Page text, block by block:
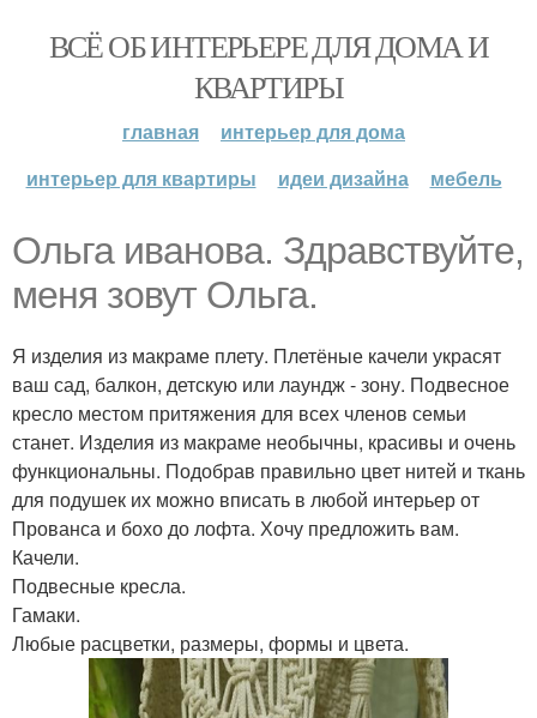
ВСЁ ОБ ИНТЕРЬЕРЕ ДЛЯ ДОМА И
КВАРТИРЫ
главная
интерьер для дома
интерьер для квартиры
идеи дизайна мебель
Ольга иванова. Здравствуйте,
меня зовут Ольга.
Я изделия из макраме плету. Плетёные качели украсят
ваш сад, балкон, детскую или лаундж - зону. Подвесное
кресло местом притяжения для всех членов семьи
станет. Изделия из макраме необычны, красивы и очень
функциональны. Подобрав правильно цвет нитей и ткань
для подушек их можно вписать в любой интерьер от
Прованса и бохо до лофта. Хочу предложить вам.
Качели.
Подвесные кресла.
Гамаки.
Любые расцветки, размеры, формы и цвета.